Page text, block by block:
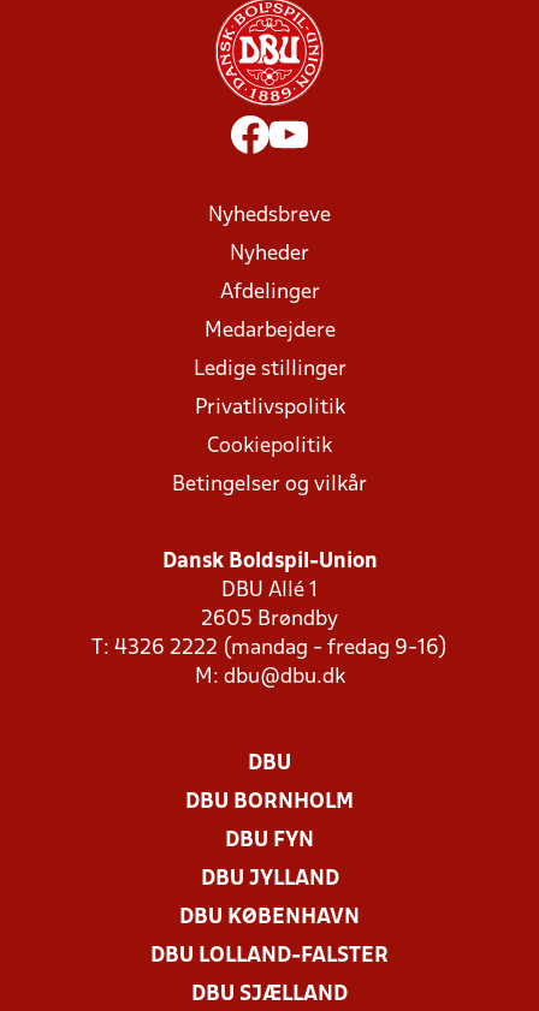
Nyhedsbreve
Nyheder
Afdelinger
Medarbejdere
Ledige stillinger
Privatlivspolitik
Cookiepolitik
Betingelser og vilkår
Dansk Boldspil-Union
DBU Allé 1
2605 Brøndby
T: 4326 2222 (mandag - fredag 9-16)
M: dbu@dbu.dk
DBU
DBU BORNHOLM
DBU FYN
DBU JYLLAND
DBU KØBENHAVN
DBU LOLLAND-FALSTER
DBU SJÆLLAND